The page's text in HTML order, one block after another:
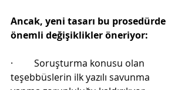
Ancak, yeni tasarı bu prosedürde
önemli değişiklikler öneriyor:
·         Soruşturma konusu olan
teşebbüslerin ilk yazılı savunma